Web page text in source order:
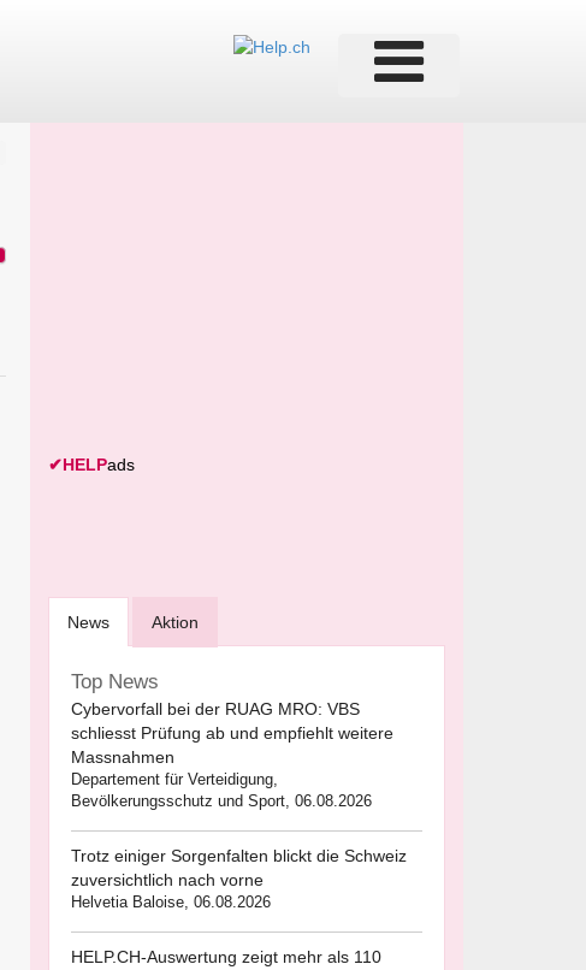
✔HELPads
News Aktion
Top News
Cybervorfall bei der RUAG MRO: VBS
schliesst Prüfung ab und empfiehlt weitere
Massnahmen
Departement für Verteidigung,
Bevölkerungsschutz und Sport, 06.08.2026
Trotz einiger Sorgenfalten blickt die Schweiz
zuversichtlich nach vorne
Helvetia Baloise, 06.08.2026
HELP.CH-Auswertung zeigt mehr als 110